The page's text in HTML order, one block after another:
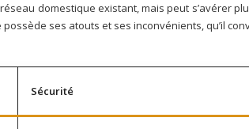
domestique existant, mais peut s’avérer
ses atouts et ses inconvénients, qu’il
Sécurité